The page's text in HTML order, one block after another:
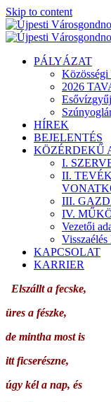
Skip to content
PÁLYÁZAT
Közösségi
2026
HÍREK
BEJELENTÉS
KÖZÉRDEKŰ
I.
II.
III.
IV.
Vezetői
KAPCSOLAT
KARRIER
Elszállt a fecske,
üres a fészke,
de mintha most is
itt ficserészne,
úgy kél a nap, és